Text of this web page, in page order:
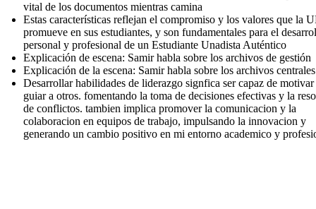
vital de los documentos mientras camina
Estas características reflejan el compromiso y los valores que la
promueve en sus estudiantes, y son fundamentales para el
personal y profesional de un Estudiante Unadista Auténtico
Explicación de escena: Samir habla sobre los archivos de gestión
Explicación de la escena: Samir habla sobre los archivos centrales
Desarrollar habilidades de liderazgo signfica ser capaz de
guiar a otros. fomentando la toma de decisiones efectivas y la
de conflictos. tambien implica promover la comunicacion y la
colaboracion en equipos de trabajo, impulsando la innovacion y
generando un cambio positivo en mi entorno academico y